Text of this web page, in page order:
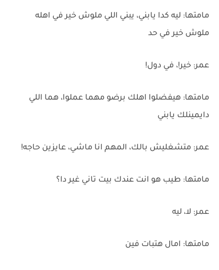
مامتها: ليه كدا يابني، يبني اللي ملوش خير في اهله
ملوش خير في حد
عمر: خير!، في دول!
مامتها: هيفضلوا اهلك برضو مهما عملوا، هما اللي
دايمينلك يابني
عمر: متشغليش بالك، المهم انا ماشي، عايزين حاجه!
مامتها: طيب هو انت عندك بيت تاني غير دا؟
عمر: لا، ليه
مامتها: امال هتبات فين